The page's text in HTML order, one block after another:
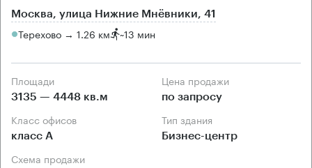
Москва, улица Нижние Мнёвники, 41
Терехово → 1.26 км ~13 мин
Площади
3135 — 4448 кв.м
Цена продажи
по запросу
Класс офисов
класс А
Тип здания
Бизнес-центр
Схема продажи